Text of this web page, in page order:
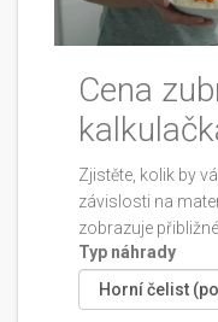
Cena
Zjistěte, kolik by
závislosti na
zobrazuje
Typ náhrady